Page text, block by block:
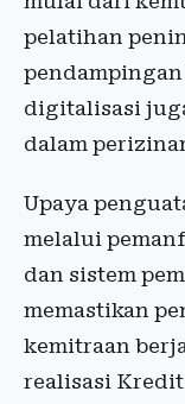
pelatihan
digitalisasi
dalam
Upaya
melalui
dan sistem
memastikan
kemitraan
realisasi Kredit